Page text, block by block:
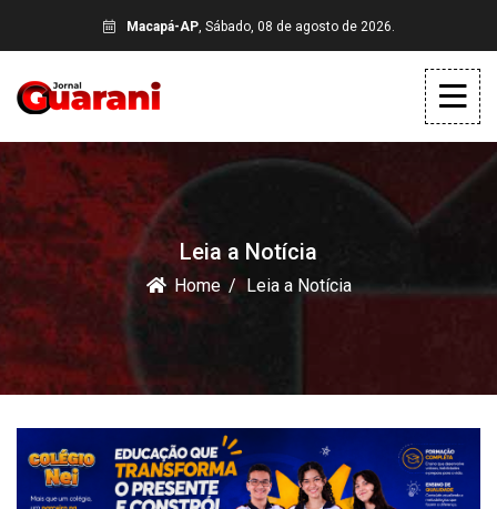
Macapá-AP, Sábado, 08 de agosto de 2026.
Leia a Notícia
Home Leia a Notícia